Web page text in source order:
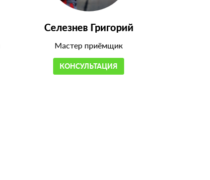
Селезнев Григорий
Мастер приёмщик
КОНСУЛЬТАЦИЯ